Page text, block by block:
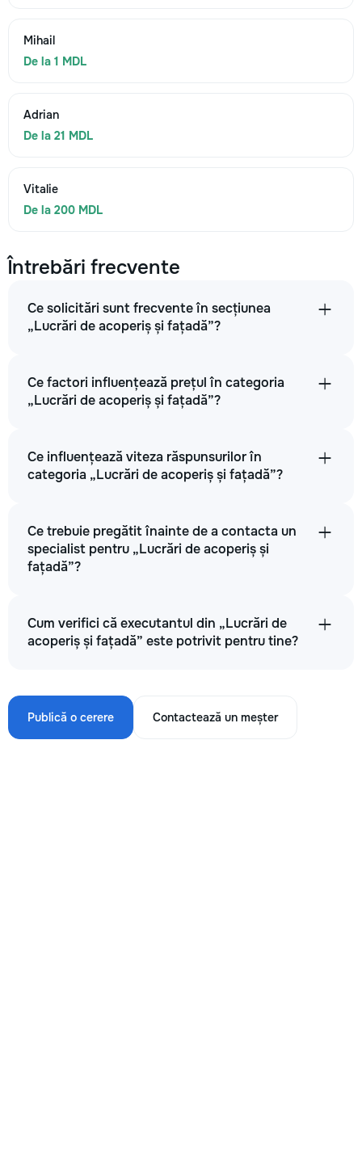
Mihail
De la 1 MDL
Adrian
De la 21 MDL
Vitalie
De la 200 MDL
Întrebări frecvente
Ce solicitări sunt frecvente în secțiunea
„Lucrări de acoperiș și fațadă”?
Ce factori influențează prețul în categoria
„Lucrări de acoperiș și fațadă”?
Ce influențează viteza răspunsurilor în
categoria „Lucrări de acoperiș și fațadă”?
Ce trebuie pregătit înainte de a contacta un
specialist pentru „Lucrări de acoperiș și
fațadă”?
Cum verifici că executantul din „Lucrări de
acoperiș și fațadă” este potrivit pentru tine?
Publică o cerere Contactează un meșter